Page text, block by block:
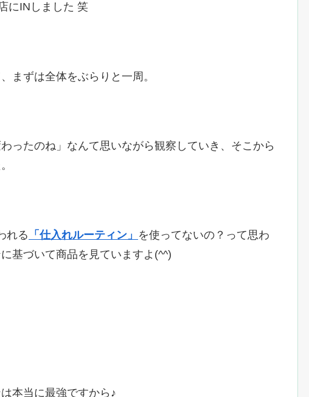
にINしました 笑
まずは全体をぶらりと一周。
ったのね」なんて思いながら観察していき、そこから
れる 「仕入れルーティン」 を使ってないの？って思わ
基づいて商品を見ていますよ(^^)
本当に最強ですから♪